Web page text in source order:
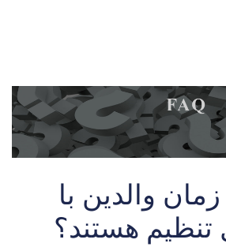
زمان والدین با
تنظیم هستند؟